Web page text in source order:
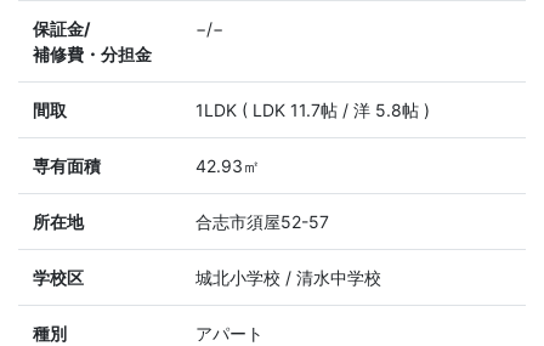
保証金/
補修費・分担金
−/−
間取 1LDK ( LDK 11.7帖 / 洋 5.8帖 )
専有面積 42.93㎡
所在地 合志市須屋52-57
学校区 城北小学校 / 清水中学校
種別 アパート